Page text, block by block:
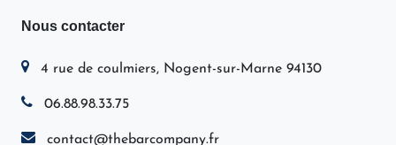
Nous contacter
4 rue de coulmiers, Nogent-sur-Marne 94130
06.88.98.33.75
contact@thebarcompany.fr